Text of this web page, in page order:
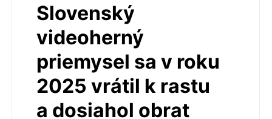
Slovenský
videoherný
priemysel sa v roku
2025 vrátil k rastu
a dosiahol obrat